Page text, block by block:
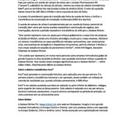
MEDIA
CONTACTOS
FAMA